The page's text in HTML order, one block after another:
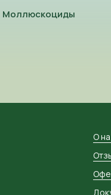
Моллюскоциды
О